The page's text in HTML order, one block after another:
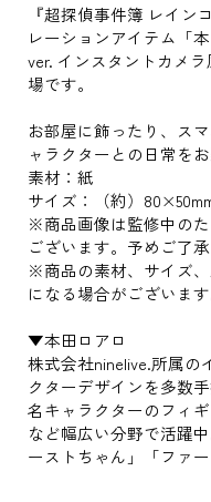
『超探偵事件簿 レイ
レーションアイテム「
ver. インスタントカメ
場です。
お部屋に飾ったり、ス
ャラクターとの日常を
素材：紙
サイズ：（約）
※商品画像は監修中の
ございます。予めご了承
※商品の素材、サイズ
になる場合がございます
▼本田ロアロ
株式会社ninelive.所属の
クターデザインを多数
名キャラクターのフィ
など幅広い分野で活躍
ーストちゃん」「ファ